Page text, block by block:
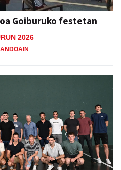
Goiburuko festetan
2026
ANDOAIN